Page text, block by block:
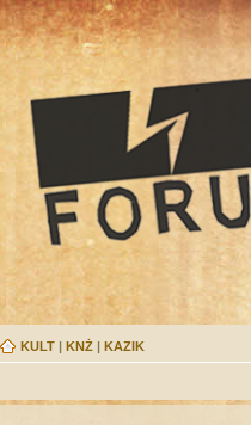
KULT | KNŻ | KAZIK